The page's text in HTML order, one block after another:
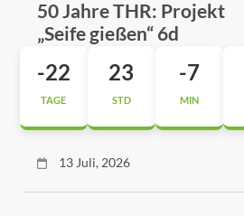
50 Jahre THR: Projekt
„Seife gießen“ 6d
-22
TAGE
23
STD
-7
MIN
13 Juli, 2026